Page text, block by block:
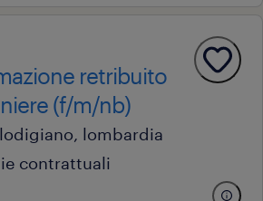
retribuito
(f/m/nb)
lombardia
contrattuali